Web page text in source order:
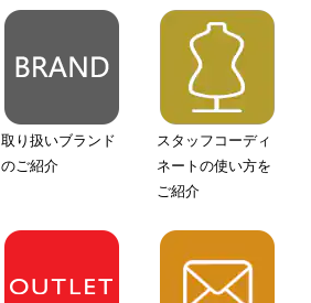
取り扱いブランド
のご紹介
スタッフコーディ
ネートの使い方を
ご紹介